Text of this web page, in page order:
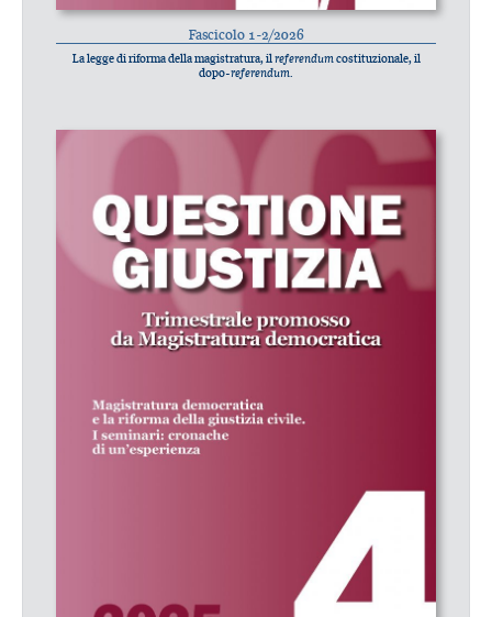
Fascicolo 1-2/2026
La legge di riforma della magistratura, ilreferendum costituzionale, il
dopo-referendum